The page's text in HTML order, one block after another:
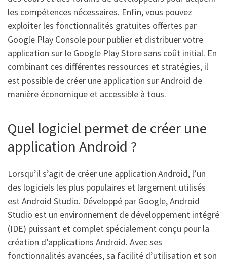
les compétences nécessaires. Enfin, vous pouvez
exploiter les fonctionnalités gratuites offertes par
Google Play Console pour publier et distribuer votre
application sur le Google Play Store sans coût initial. En
combinant ces différentes ressources et stratégies, il
est possible de créer une application sur Android de
manière économique et accessible à tous.
Quel logiciel permet de créer une
application Android ?
Lorsqu’il s’agit de créer une application Android, l’un
des logiciels les plus populaires et largement utilisés
est Android Studio. Développé par Google, Android
Studio est un environnement de développement intégré
(IDE) puissant et complet spécialement conçu pour la
création d’applications Android. Avec ses
fonctionnalités avancées, sa facilité d’utilisation et son